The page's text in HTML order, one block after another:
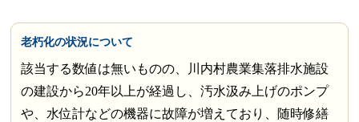
老朽化の状況について
該当する数値は無いものの、川内村農業集落排水施設
の建設から20年以上が経過し、汚水汲み上げのポンプ
や、水位計などの機器に故障が増えており、随時修繕